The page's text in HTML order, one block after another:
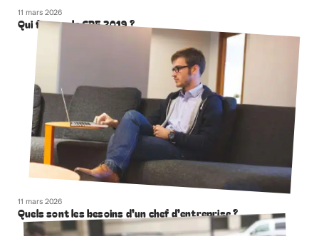
11 mars 2026
Qui finance le CPF 2019 ?
11 mars 2026
Quels sont les besoins d’un chef d’entreprise ?